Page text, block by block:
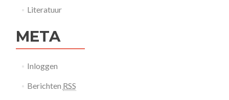
Literatuur
META
Inloggen
Berichten RSS